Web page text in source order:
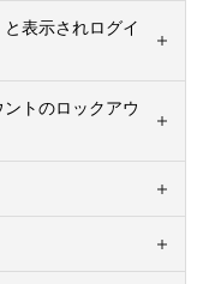
と表示されログイ
トのロックアウ